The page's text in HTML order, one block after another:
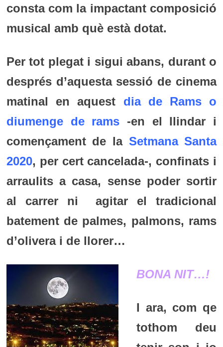
consta com la impactant composició
musical amb què està dotat.
Per tot plegat i sigui abans, durant o
després d’aquesta sessió de cinema
matinal en aquest dia de Rams o
diumenge de rams -en el llindar i
començament de la Setmana Santa
2020, per cert cancelada-, confinats i
arraulits a casa, sense poder sortir
al carrer ni agitar el tradicional
batement de palmes, palmons, rams
d’olivera i de llorer…
BONA NIT…!
I ara, com qe
tothom deu